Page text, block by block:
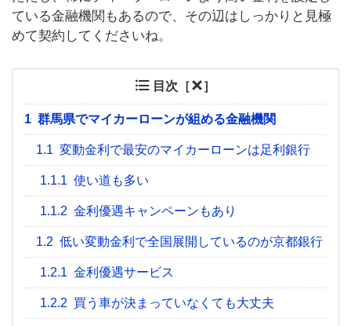
ている金融機関もあるので、その辺はしっかりと見極
めて契約してくださいね。
目次［ ］
1 群馬県でマイカーローンが組める金融機関
1.1 変動金利で最安のマイカーローンは足利銀行
1.1.1 使い道も多い
1.1.2 金利優遇キャンペーンもあり
1.2 低い変動金利で全国展開しているのが京都銀行
1.2.1 金利優遇サービス
1.2.2 買う車が決まっていなくても大丈夫